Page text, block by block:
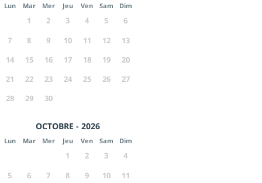
Lun Mar Mer Jeu Ven Sam Dim
1 2 3 4 5
6
7
8 9 10 11 12
13
14
15 16 17 18 19
20
21
22 23 24 25 26
27
28
29 30
OCTOBRE - 2026
Lun Mar Mer Jeu Ven Sam Dim
1 2 3
4
5
6 7 8 9 10
11